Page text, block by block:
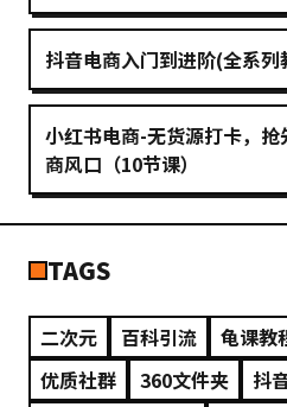
抖音电商入门到进阶(全系列
小红书电商-无货源打卡，
商风口（10节课）
TAGS
二次元 百科引流 龟课教
优质社群
360文件夹 抖